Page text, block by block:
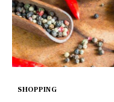
Évènements
SHOPPING